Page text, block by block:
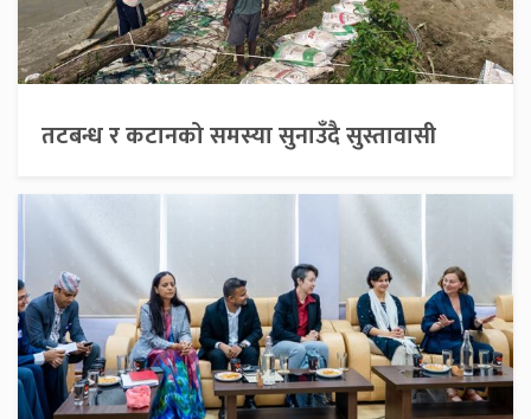
तटबन्ध र कटानको समस्या सुनाउँदै सुस्तावासी